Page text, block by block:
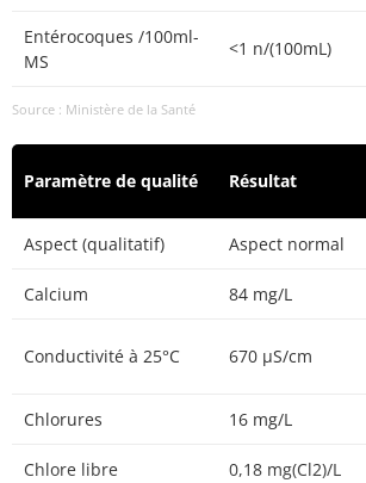
Entérocoques /100ml-
MS
<1 n/(100mL)
Source : Ministère de la Santé
Paramètre de qualité Résultat
Aspect (qualitatif) Aspect normal
Calcium 84 mg/L
Conductivité à 25°C 670 µS/cm
Chlorures 16 mg/L
Chlore libre 0,18 mg(Cl2)/L